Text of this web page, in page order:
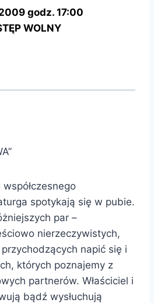
godz. 17:00
WOLNY
spotykają się w pubie.
par –
nierzeczywistych,
napić się i
których poznajemy z
partnerów. Właściciel i
bądź wysłuchują